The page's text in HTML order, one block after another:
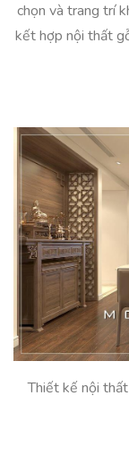
chọn và trang trí
kết hợp nội thất
Thiết kế nội